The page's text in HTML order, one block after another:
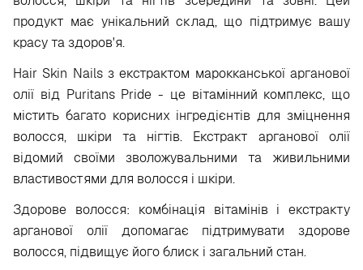
продукт має унікальний склад, що підтримує вашу
красу та здоров'я.
Hair Skin Nails з екстрактом марокканської арганової
олії від Puritans Pride - це вітамінний комплекс, що
містить багато корисних інгредієнтів для зміцнення
волосся, шкіри та нігтів. Екстракт арганової олії
відомий своїми зволожувальними та живильними
властивостями для волосся і шкіри.
Здорове волосся: комбінація вітамінів і екстракту
арганової олії допомагає підтримувати здорове
волосся, підвищує його блиск і загальний стан.